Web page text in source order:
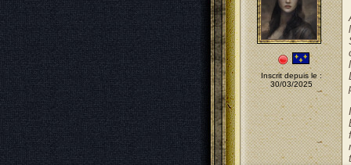
Inscrit depuis le :
30/03/2025